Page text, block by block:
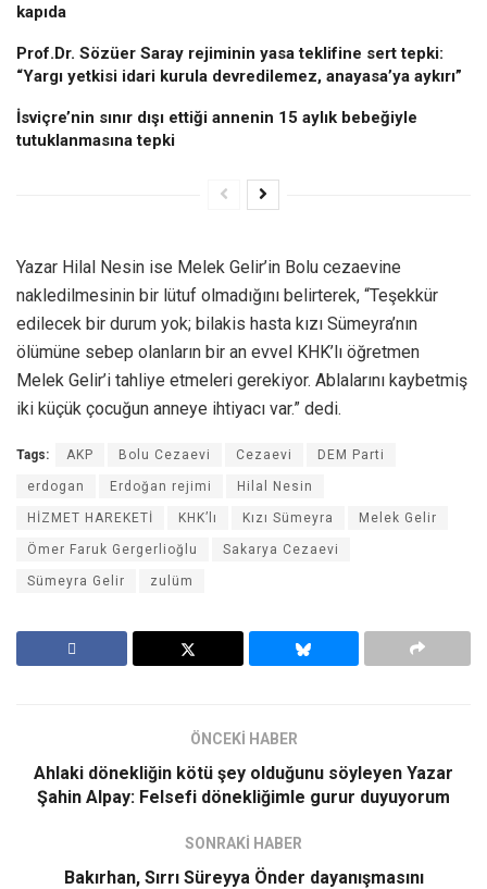
kapıda
Prof.Dr. Sözüer Saray rejiminin yasa teklifine sert tepki:
“Yargı yetkisi idari kurula devredilemez, anayasa’ya aykırı”
İsviçre’nin sınır dışı ettiği annenin 15 aylık bebeğiyle
tutuklanmasına tepki
Yazar Hilal Nesin ise Melek Gelir’in Bolu cezaevine
nakledilmesinin bir lütuf olmadığını belirterek, “Teşekkür
edilecek bir durum yok; bilakis hasta kızı Sümeyra’nın
ölümüne sebep olanların bir an evvel KHK’lı öğretmen
Melek Gelir’i tahliye etmeleri gerekiyor. Ablalarını kaybetmiş
iki küçük çocuğun anneye ihtiyacı var.” dedi.
Tags: AKP Bolu Cezaevi Cezaevi DEM Parti
erdogan Erdoğan rejimi Hilal Nesin
HİZMET HAREKETİ KHK’lı Kızı Sümeyra Melek Gelir
Ömer Faruk Gergerlioğlu Sakarya Cezaevi
Sümeyra Gelir zulüm
ÖNCEKİ HABER
Ahlaki dönekliğin kötü şey olduğunu söyleyen Yazar
Şahin Alpay: Felsefi dönekliğimle gurur duyuyorum
SONRAKİ HABER
Bakırhan, Sırrı Süreyya Önder dayanışmasını